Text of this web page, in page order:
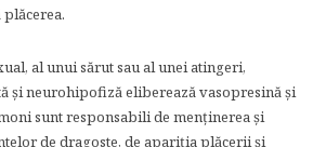
al unui sărut sau al unei atingeri,
și neurohipofiză eliberează vasopresină şi
sunt responsabili de menținerea și
de dragoste, de apariția plăcerii și